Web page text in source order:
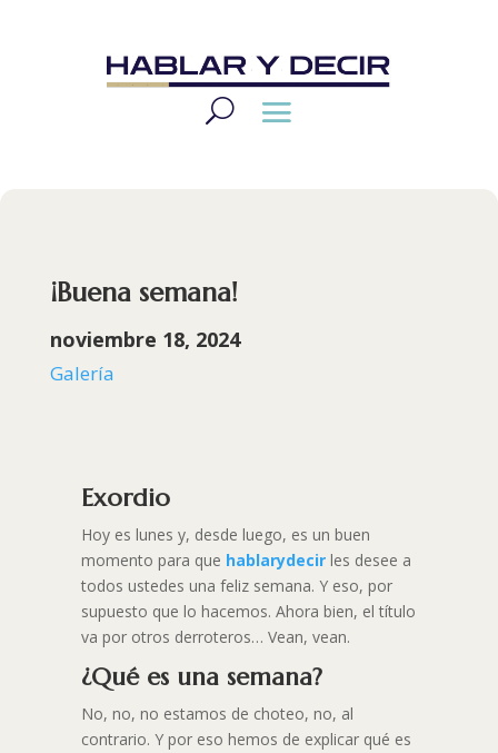
¡Buena semana!
noviembre 18, 2024
Galería
Exordio
Hoy es lunes y, desde luego, es un buen
momento para que hablarydecirles desee a
todos ustedes una feliz semana. Y eso, por
supuesto que lo hacemos. Ahora bien, el título
va por otros derroteros… Vean, vean.
¿Qué es una semana?
No, no, no estamos de choteo, no, al
contrario. Y por eso hemos de explicar qué es